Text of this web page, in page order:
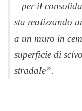
– per il
sta realizzando
a un muro in
superficie di
stradale”.